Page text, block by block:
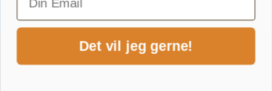
Det vil jeg gerne!